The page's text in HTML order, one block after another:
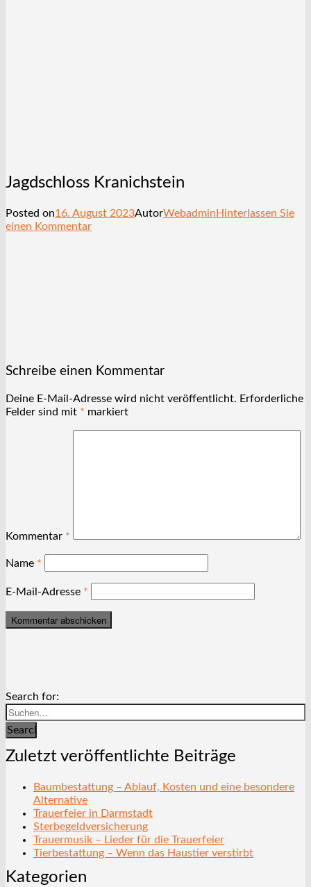
Jagdschloss Kranichstein
Posted on16. August 2023AutorWebadmin Hinterlassen Sie
einen Kommentar
Schreibe einen Kommentar
Deine E-Mail-Adresse wird nicht veröffentlicht. Erforderliche
Felder sind mit * markiert
Kommentar *
Name *
E-Mail-Adresse *
Search for:
Search
Zuletzt veröffentlichte Beiträge
Baumbestattung – Ablauf, Kosten und eine besondere
Alternative
Trauerfeier in Darmstadt
Sterbegeldversicherung
Trauermusik – Lieder für die Trauerfeier
Tierbestattung – Wenn das Haustier verstirbt
Kategorien